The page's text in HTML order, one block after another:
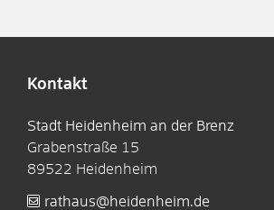
Kontakt
Stadt Heidenheim an der Brenz
Grabenstraße 15
89522 Heidenheim
rathaus@heidenheim.de